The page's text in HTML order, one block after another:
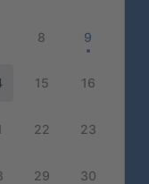
8 9
15 16
22 23
29 30